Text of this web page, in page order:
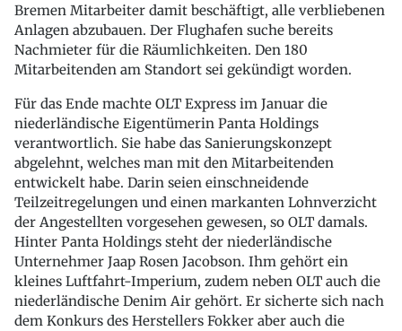
Bremen Mitarbeiter damit beschäftigt, alle verbliebenen
Anlagen abzubauen. Der Flughafen suche bereits
Nachmieter für die Räumlichkeiten. Den 180
Mitarbeitenden am Standort sei gekündigt worden.
Für das Ende machte OLT Express im Januar die
niederländische Eigentümerin Panta Holdings
verantwortlich. Sie habe das Sanierungskonzept
abgelehnt, welches man mit den Mitarbeitenden
entwickelt habe. Darin seien einschneidende
Teilzeitregelungen und einen markanten Lohnverzicht
der Angestellten vorgesehen gewesen, so OLT damals.
Hinter Panta Holdings steht der niederländische
Unternehmer Jaap Rosen Jacobson. Ihm gehört ein
kleines Luftfahrt-Imperium, zudem neben OLT auch die
niederländische Denim Air gehört. Er sicherte sich nach
dem Konkurs des Herstellers Fokker aber auch die